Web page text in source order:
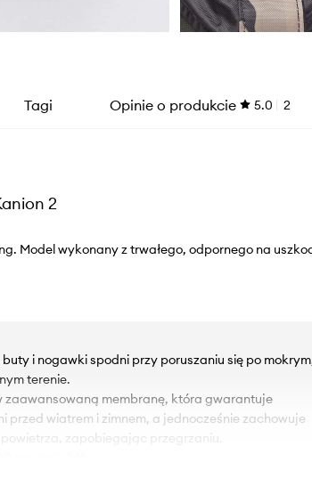
Tagi Opinie o produkcie 5.0 2
2
Model wykonany z trwałego, odpornego na
i nogawki spodni przy poruszaniu się po
terenie.
zaawansowaną membranę, która gwarantuje
przed wiatrem i zimnem, a jednocześnie zachowuje
zapobiegając przegrzaniu.